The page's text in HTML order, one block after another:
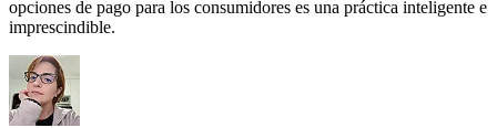
opciones de pago para los consumidores es una práctica inteligente e
imprescindible.